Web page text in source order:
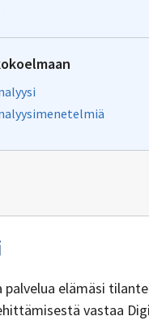
elämäsi
vastaa